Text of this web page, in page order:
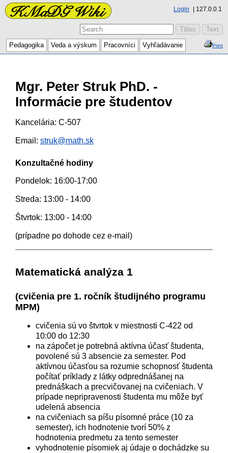
Login 127.0.0.1
Pedagogika Veda a výskum Pracovníci Vyhľadávanie Print
Mgr. Peter Struk PhD. -
Informácie pre študentov
Kancelária: C-507
Email: struk@math.sk
Konzultačné hodiny
Pondelok: 16:00-17:00
Streda: 13:00 - 14:00
Štvrtok: 13:00 - 14:00
(prípadne po dohode cez e-mail)
Matematická analýza 1
(cvičenia pre 1. ročník študijného programu
MPM)
cvičenia sú vo štvrtok v miestnosti C-422 od
10:00 do 12:30
na zápočet je potrebná aktívna účasť študenta,
povolené sú 3 absencie za semester. Pod
aktívnou účasťou sa rozumie schopnosť študenta
počítať príklady z látky odprednášanej na
prednáškach a precvičovanej na cvičeniach. V
prípade nepripravenosti študenta mu môže byť
udelená absencia
na cvičeniach sa píšu písomné práce (10 za
semester), ich hodnotenie tvorí 50% z
hodnotenia predmetu za tento semester
vyhodnotenie písomiek aj údaje o dochádzke su